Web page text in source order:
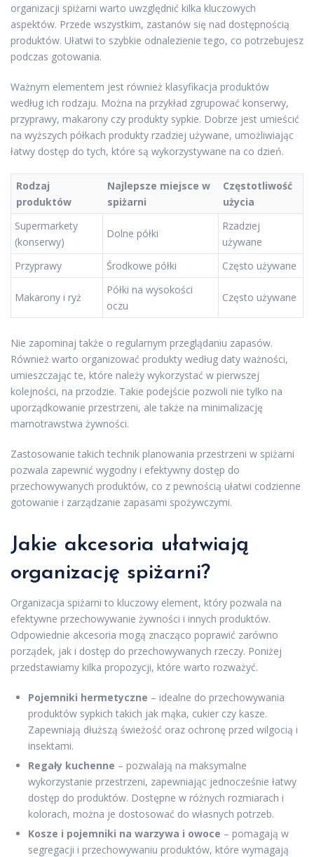
organizacji spiżarni warto uwzględnić kilka kluczowych
aspektów. Przede wszystkim, zastanów się nad dostępnością
produktów. Ułatwi to szybkie odnalezienie tego, co potrzebujesz
podczas gotowania.
Ważnym elementem jest również klasyfikacja produktów
według ich rodzaju. Można na przykład zgrupować konserwy,
przyprawy, makarony czy produkty sypkie. Dobrze jest umieścić
na wyższych półkach produkty rzadziej używane, umożliwiając
łatwy dostęp do tych, które są wykorzystywane na co dzień.
Rodzaj
produktów
Najlepsze miejsce w
spiżarni
Częstotliwość
użycia
Supermarkety
(konserwy)
Dolne półki
Rzadziej
używane
Przyprawy
Środkowe półki Często używane
Makarony i ryż
Półki na wysokości
oczu
Często używane
Nie zapominaj także o regularnym przeglądaniu zapasów.
Również warto organizować produkty według daty ważności,
umieszczając te, które należy wykorzystać w pierwszej
kolejności, na przodzie. Takie podejście pozwoli nie tylko na
uporządkowanie przestrzeni, ale także na minimalizację
marnotrawstwa żywności.
Zastosowanie takich technik planowania przestrzeni w spiżarni
pozwala zapewnić wygodny i efektywny dostęp do
przechowywanych produktów, co z pewnością ułatwi codzienne
gotowanie i zarządzanie zapasami spożywczymi.
Jakie akcesoria ułatwiają
organizację spiżarni?
Organizacja spiżarni to kluczowy element, który pozwala na
efektywne przechowywanie żywności i innych produktów.
Odpowiednie akcesoria mogą znacząco poprawić zarówno
porządek, jak i dostęp do przechowywanych rzeczy. Poniżej
przedstawiamy kilka propozycji, które warto rozważyć.
Pojemniki hermetyczne – idealne do przechowywania
produktów sypkich takich jak mąka, cukier czy kasze.
Zapewniają dłuższą świeżość oraz ochronę przed wilgocią i
insektami.
Regały kuchenne – pozwalają na maksymalne
wykorzystanie przestrzeni, zapewniając jednocześnie łatwy
dostęp do produktów. Dostępne w różnych rozmiarach i
kolorach, można je dostosować do własnych potrzeb.
Kosze i pojemniki na warzywa i owoce – pomagają w
segregacji i przechowywaniu produktów, które wymagają